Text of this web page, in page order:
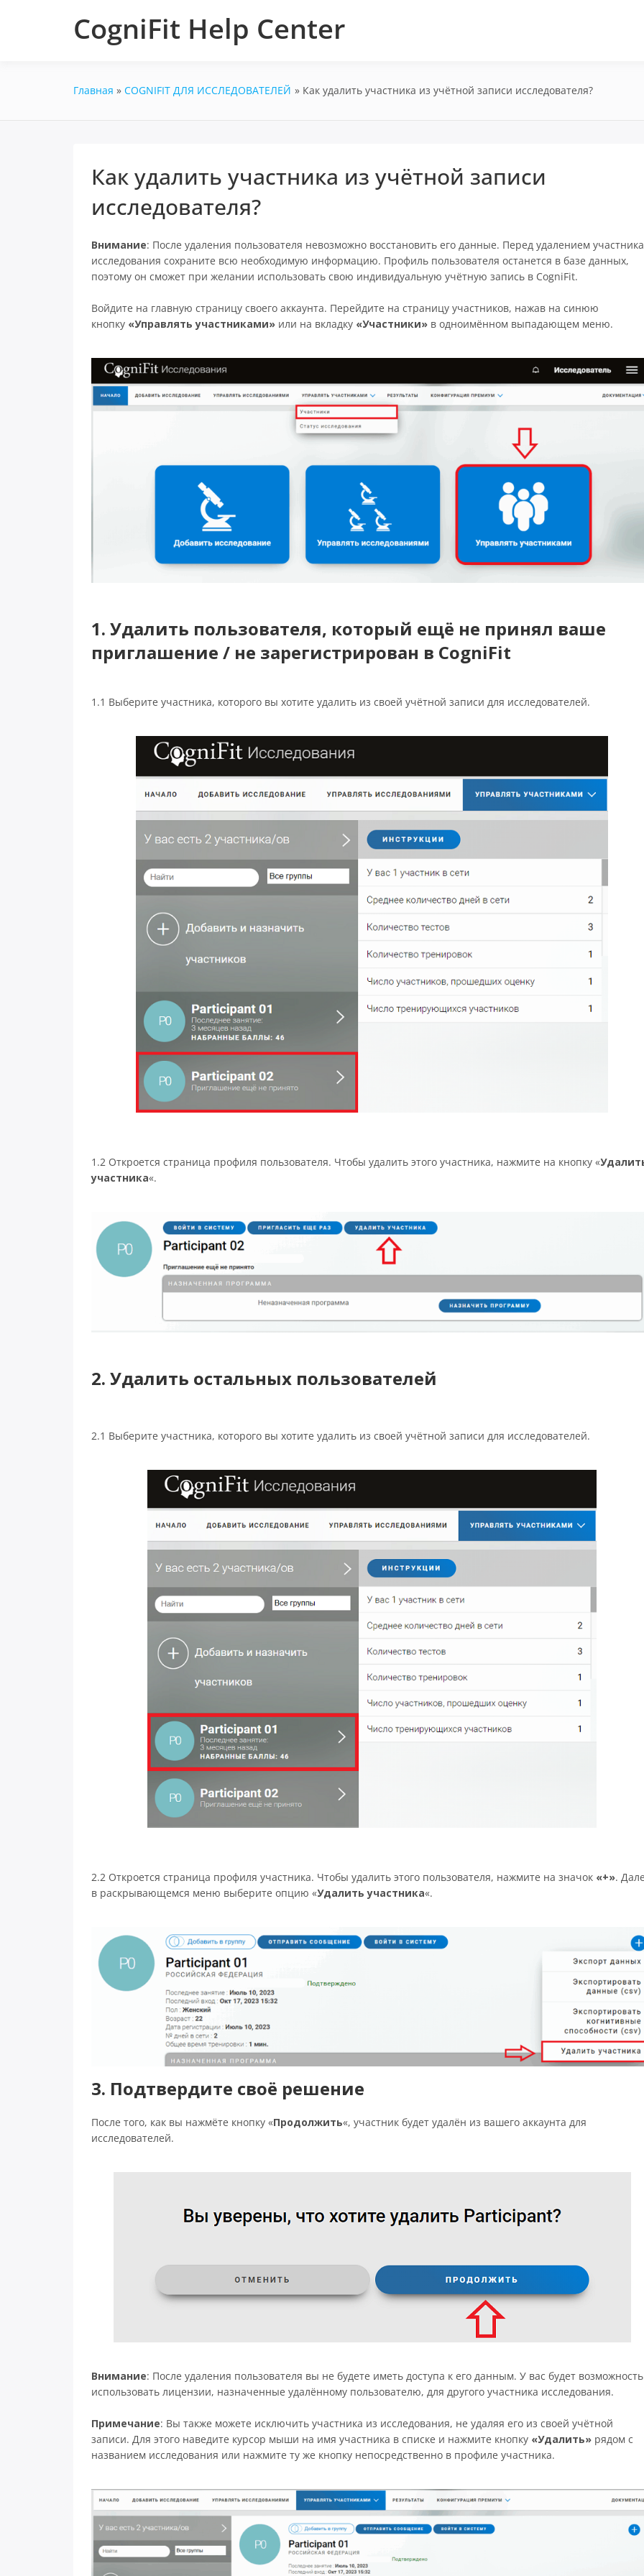
CogniFit Help Center
Главная COGNIFIT ДЛЯ ИССЛЕДОВАТЕЛЕЙ Как удалить участника из учётной записи исследователя?
Как удалить участника из учётной записи
исследователя?
Внимание: После удаления пользователя невозможно восстановить его данные. Перед удалением участника
исследования сохраните всю необходимую информацию. Профиль пользователя останется в базе данных,
поэтому он сможет при желании использовать свою индивидуальную учётную запись в CogniFit.
Войдите на главную страницу своего аккаунта. Перейдите на страницу участников, нажав на синюю
кнопку «Управлять участниками» или на вкладку «Участники» в одноимённом выпадающем меню.
1. Удалить пользователя, который ещё не принял ваше
приглашение / не зарегистрирован в CogniFit
1.1 Выберите участника, которого вы хотите удалить из своей учётной записи для исследователей.
1.2 Откроется страница профиля пользователя. Чтобы удалить этого участника, нажмите на кнопку «
участника«.
2. Удалить остальных пользователей
2.1 Выберите участника, которого вы хотите удалить из своей учётной записи для исследователей.
2.2 Откроется страница профиля участника. Чтобы удалить этого пользователя, нажмите на значок «+».
в раскрывающемся меню выберите опцию «Удалить участника«.
3. Подтвердите своё решение
После того, как вы нажмёте кнопку «Продолжить«, участник будет удалён из вашего аккаунта для
исследователей.
Внимание: После удаления пользователя вы не будете иметь доступа к его данным. У вас будет возможность
использовать лицензии, назначенные удалённому пользователю, для другого участника исследования.
Примечание: Вы также можете исключить участника из исследования, не удаляя его из своей учётной
записи. Для этого наведите курсор мыши на имя участника в списке и нажмите кнопку «Удалить» рядом с
названием исследования или нажмите ту же кнопку непосредственно в профиле участника.